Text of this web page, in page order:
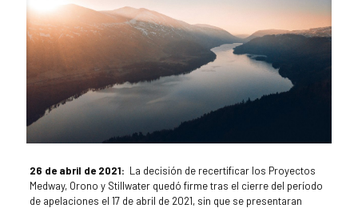
26 de abril de 2021: La decisión de recertificar los Proyectos
Medway, Orono y Stillwater quedó firme tras el cierre del período
de apelaciones el 17 de abril de 2021, sin que se presentaran